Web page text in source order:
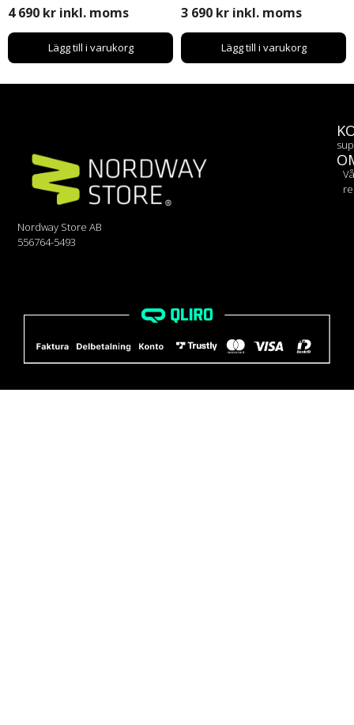
4 690 kr inkl. moms
Lägg till i varukorg
Pro
3 690 kr inkl. moms
Lägg till i varukorg
Nordway Store AB
556764-5493